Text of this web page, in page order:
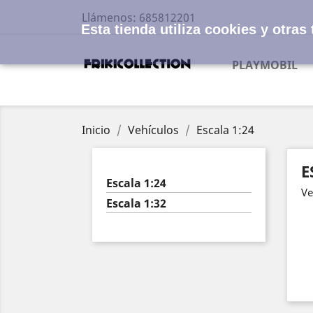
Llámenos: 685812201
PLAYMOBIL
Inicio Vehículos Escala 1:24
Escala 1:24
Escala 1:32
Esta tienda utiliza cookies y